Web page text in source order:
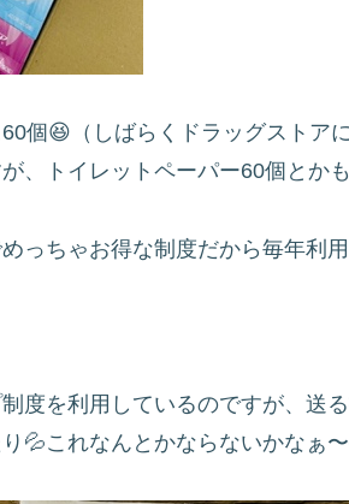
個😆（しばらくドラッグストア
、トイレットペーパー60個とかも
っちゃお得な制度だから毎年利用
度を利用しているのですが、送
💦これなんとかならないかなぁ